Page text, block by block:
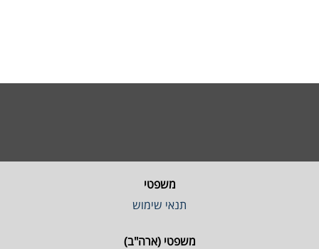
משפטי
תנאי שימוש
משפטי (ארה"ב)